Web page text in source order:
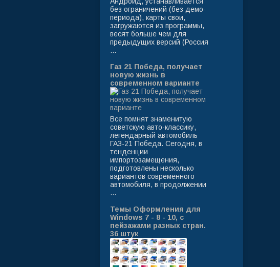
без ограничений (без демо-
периода), карты свои,
загружаются из программы,
весят больше чем для
предыдущих версий (Россия
...
Газ 21 Победа, получает
новую жизнь в
современном варианте
Все помнят знаменитую
советскую авто-классику,
легендарный автомобиль
ГАЗ-21 Победа. Сегодня, в
тенденции
импортозамещения,
подготовлены несколько
вариантов современного
автомобиля, в продолжении
...
Темы Оформления для
Windows 7 - 8 - 10, с
пейзажами разных стран.
36 штук